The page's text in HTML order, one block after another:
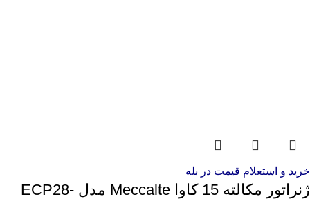
خرید و استعلام قیمت در بله
ژنراتور مکالته 15 کاوا Meccalte مدل ECP28-